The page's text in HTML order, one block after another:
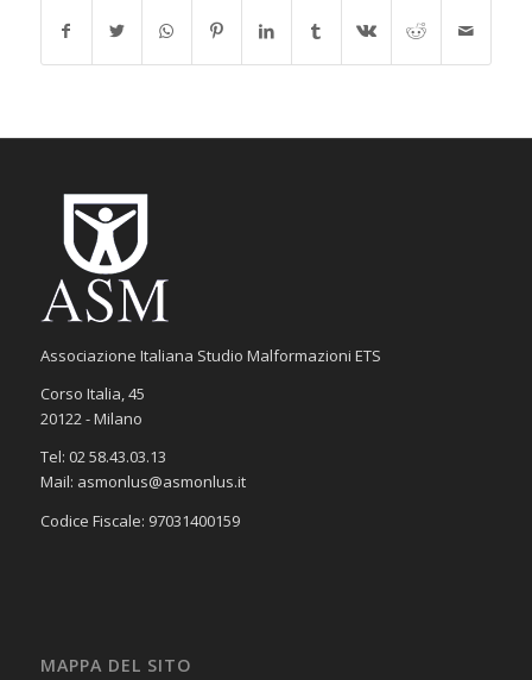
Associazione Italiana Studio Malformazioni ETS
Corso Italia, 45
20122 - Milano
Tel: 02 58.43.03.13
Mail: asmonlus@asmonlus.it
Codice Fiscale: 97031400159
MAPPA DEL SITO